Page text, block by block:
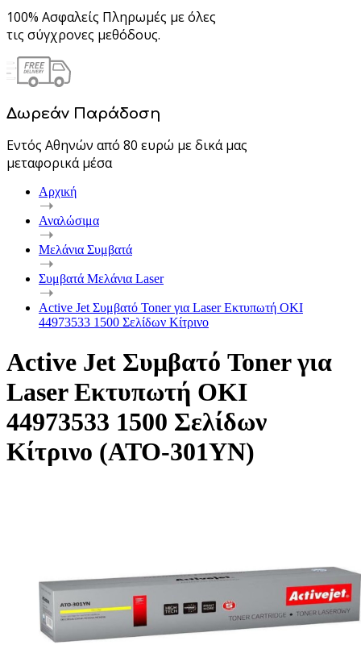
100% Ασφαλείς Πληρωμές με όλες
τις σύγχρονες μεθόδους.
Δωρεάν Παράδοση
Εντός Αθηνών από 80 ευρώ με δικά μας
μεταφορικά μέσα
Αρχική
Αναλώσιμα
Μελάνια Συμβατά
Συμβατά Μελάνια Laser
Active Jet Συμβατό Toner για Laser Εκτυπωτή OKI
44973533 1500 Σελίδων Κίτρινο
Active Jet Συμβατό Toner για
Laser Εκτυπωτή OKI
44973533 1500 Σελίδων
Κίτρινο (ATO-301YN)